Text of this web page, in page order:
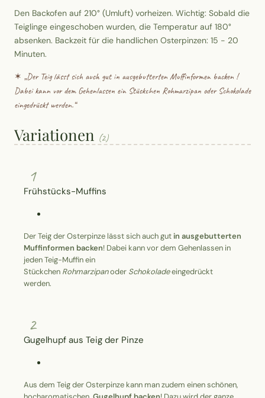
Den Backofen auf 210° (Umluft) vorheizen. Wichtig: Sobald die
Teiglinge eingeschoben wurden, die Temperatur auf 180°
absenken. Backzeit für die handlichen Osterpinzen: 15 - 20
Minuten.
✶ „Der Teig lässt sich auch gut in ausgebutterten Muffinformen backen !
Dabei kann vor dem Gehenlassen ein Stückchen Rohmarzipan oder Schokolade
eingedrückt werden.“
Variationen (2)
1
Frühstücks-Muffins
Der Teig der Osterpinze lässt sich auch gutin ausgebutterten
Muffinformen backen! Dabei kann vor dem Gehenlassen in
jeden Teig-Muffin ein
Stückchen Rohmarzipanoder Schokoladeeingedrückt
werden.
2
Gugelhupf aus Teig der Pinze
Aus dem Teig der Osterpinze kann man zudem einen schönen,